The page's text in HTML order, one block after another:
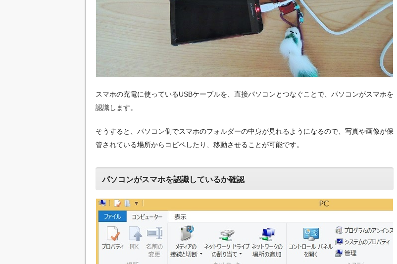
スマホの充電に使っているUSBケーブルを、直接パソコンとつなぐことで、パソコンがスマホを
認識します。
そうすると、パソコン側でスマホのフォルダーの中身が見れるようになるので、写真や画像が保
管されている場所からコピペしたり、移動させることが可能です。
パソコンがスマホを認識しているか確認